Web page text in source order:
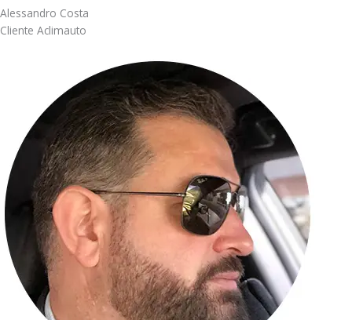
Alessandro Costa
Cliente Aclimauto